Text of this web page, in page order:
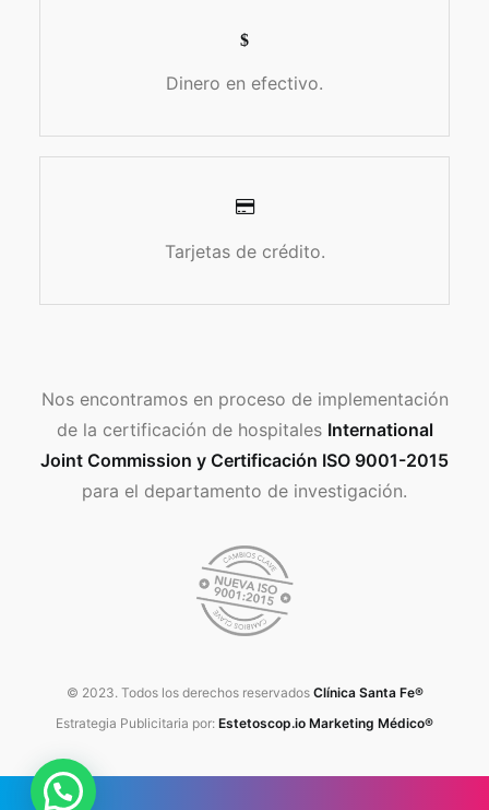
Dinero en efectivo.
Tarjetas de crédito.
Nos encontramos en proceso de implementación
de la certificación de hospitales International
Joint Commission y Certificación ISO 9001-2015
para el departamento de investigación.
© 2023. Todos los derechos reservadosClínica Santa Fe®
Estrategia Publicitaria por: Estetoscop.io Marketing Médico®